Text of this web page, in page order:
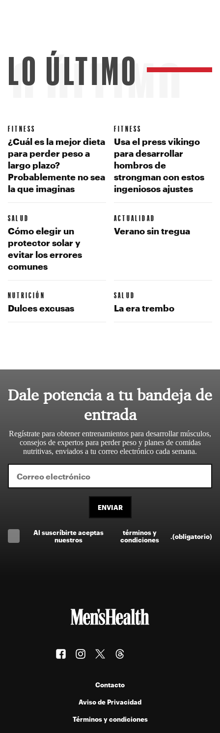
ÚLTIMO
LO ÚLTIMO
FITNESS
¿Cuál es la mejor dieta
para perder peso a
largo plazo?
Probablemente no sea
la que imaginas
FITNESS
Usa el press vikingo
para desarrollar
hombros de
strongman con estos
ingeniosos ajustes
SALUD
Cómo elegir un
protector solar y
evitar los errores
comunes
ACTUALIDAD
Verano sin tregua
NUTRICIÓN
Dulces excusas
SALUD
La era trembo
Dale potencia a tu bandeja de
entrada
Regístrate para obtener entrenamientos para desarrollar músculos,
consejos de expertos para perder peso y planes de comidas
nutritivas, enviados a tu correo electrónico cada semana.
ENVIAR
Al suscríbirte aceptas
nuestros
términos y
condiciones
(obligatorio)
Contacto
Aviso de Privacidad
Términos y condiciones